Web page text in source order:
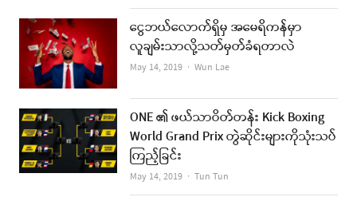
ငွေဘယ်လောက်ရှိမှ အမေရိကန်မှာ
လူချမ်းသာလို့သတ်မှတ်ခံရတာလဲ
May 14, 2019 Author
Wun Lae
ONE ၏ ဖယ်သာဝိတ်တန်း Kick Boxing
World Grand Prix တွဲဆိုင်းများကိုသုံးသပ်
ကြည့်ခြင်း
May 14, 2019 Author
Tun Tun